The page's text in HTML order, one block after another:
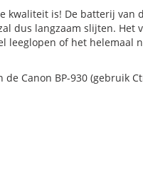
is! De batterij van de
dus langzaam slijten.
leeglopen of het helemaal
Canon BP-930 (gebruik